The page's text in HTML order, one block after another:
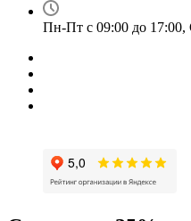
Пн-Пт с 09:00 до 17:00,